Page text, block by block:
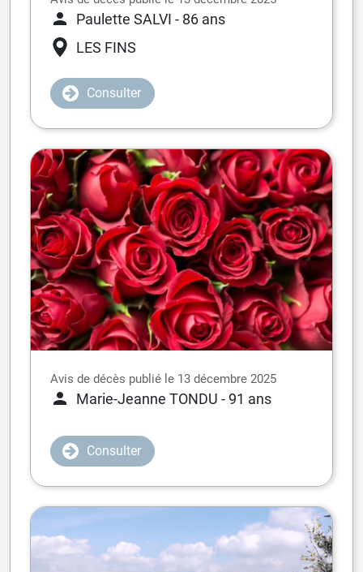
Paulette SALVI - 86 ans
LES FINS
Consulter
Avis de décès publié le 13 décembre 2025
Marie-Jeanne TONDU - 91 ans
Consulter